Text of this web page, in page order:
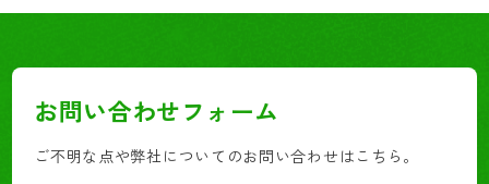
お問い合わせフォーム
ご不明な点や弊社についてのお問い合わせはこちら。